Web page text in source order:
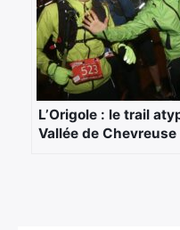
L’Origole : le trail
Vallée de Chevreuse
Rechercher
: